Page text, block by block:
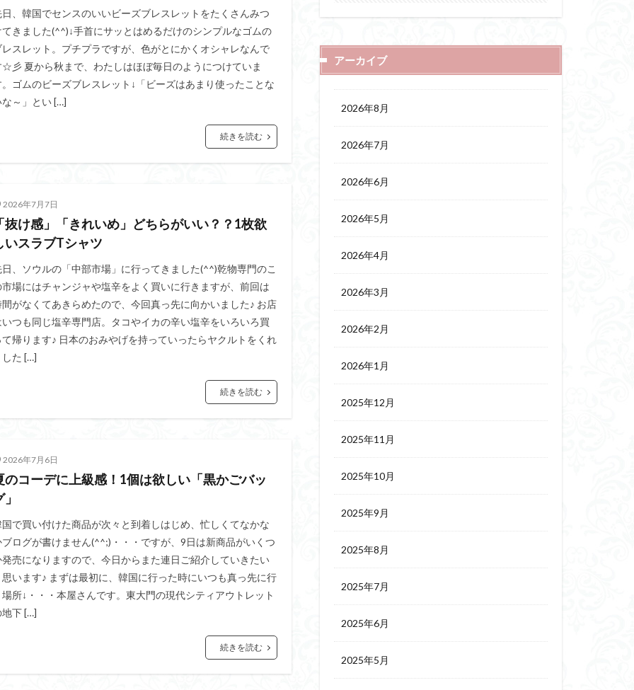
日、韓国でセンスのいいビーズブレスレットをたくさんみつ
てきました(^^)↓手首にサッとはめるだけのシンプルなゴムの
レスレット。プチプラですが、色がとにかくオシャレなんで
☆彡 夏から秋まで、わたしはほぼ毎日のようにつけていま
。ゴムのビーズブレスレット↓「ビーズはあまり使ったことな
な～」とい […]
続きを読む
2026年7月7日
抜け感」「きれいめ」どちらがいい？？1枚欲
いスラブTシャツ
日、ソウルの「中部市場」に行ってきました(^^)乾物専門のこ
市場にはチャンジャや塩辛をよく買いに行きますが、前回は
間がなくてあきらめたので、今回真っ先に向かいました♪ お店
いつも同じ塩辛専門店。タコやイカの辛い塩辛をいろいろ買
て帰ります♪ 日本のおみやげを持っていったらヤクルトをくれ
した […]
続きを読む
2026年7月6日
のコーデに上級感！1個は欲しい「黒かごバッ
国で買い付けた商品が次々と到着しはじめ、忙しくてなかな
ブログが書けません(^^;)・・・ですが、9日は新商品がいくつ
発売になりますので、今日からまた連日ご紹介していきたい
思います♪ まずは最初に、韓国に行った時にいつも真っ先に行
場所↓・・・本屋さんです。東大門の現代シティアウトレット
地下 […]
続きを読む
アーカイブ
2026年8月
2026年7月
2026年6月
2026年5月
2026年4月
2026年3月
2026年2月
2026年1月
2025年12月
2025年11月
2025年10月
2025年9月
2025年8月
2025年7月
2025年6月
2025年5月